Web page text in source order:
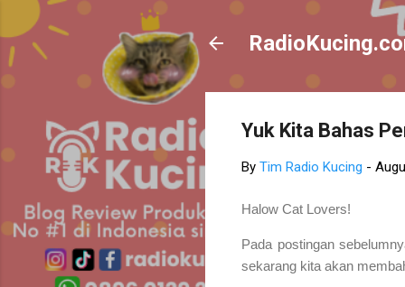
Yuk Kita Bahas
By Tim Radio Kucing -
Halow Cat Lovers!
Pada postingan
sekarang kita akan